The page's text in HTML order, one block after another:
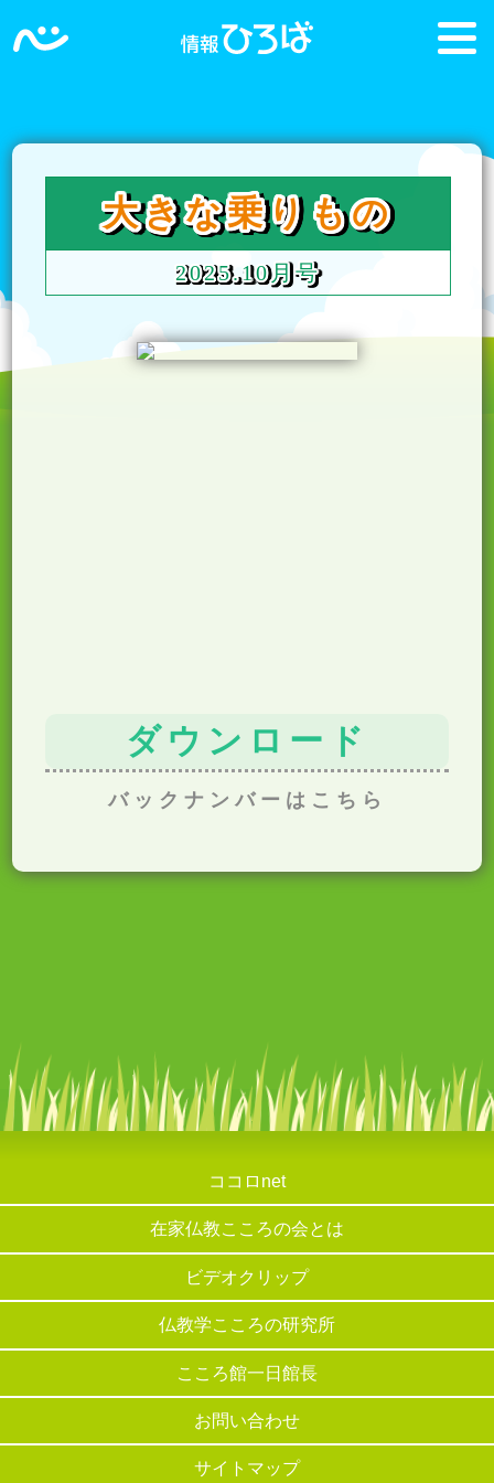
2025.10
ダウンロード
バックナンバーはこちら
ココロnet
在家仏教こころの会とは
ビデオクリップ
仏教学こころの研究所
こころ館一日館長
お問い合わせ
サイトマップ